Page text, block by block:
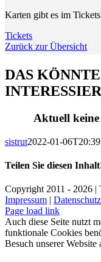
Karten gibt es im
Tickets
Zurück zur Übersicht
DAS
Aktuell
sistrut2022-01-
Teilen Sie diesen
Facebook
X
LinkedIn
E-
Mail
Copyright 2011 - 2026 |
Impressum | Datenschutz
Facebook
Instagram
WhatsApp
YouTube
E-
Mail
Telefon
Page load link
Auch diese Seite nutzt
funktionale Cookies
Besuch unserer Website